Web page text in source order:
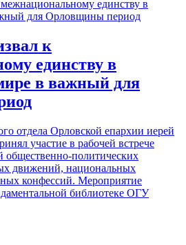
к
единству в
в важный для
отдела Орловской епархии иерей
участие в рабочей встрече
общественно-политических
движений, национальных
конфессий. Мероприятие
библиотеке ОГУ